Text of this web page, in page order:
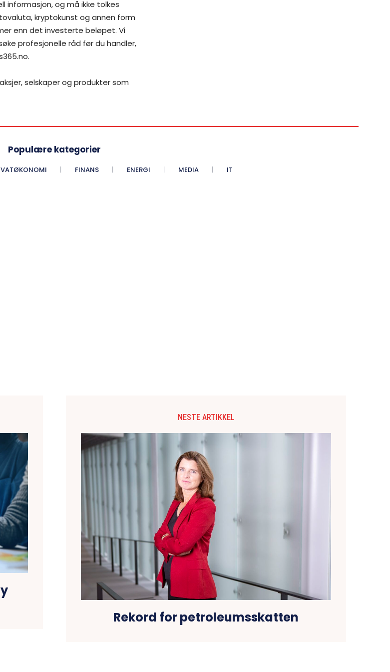
informasjon, og må ikke tolkes
kryptokunst og annen form
enn det investerte beløpet. Vi
profesjonelle råd før du handler,
selskaper og produkter som
Populære kategorier
FINANS ENERGI MEDIA IT
NESTE ARTIKKEL
Rekord for petroleumsskatten